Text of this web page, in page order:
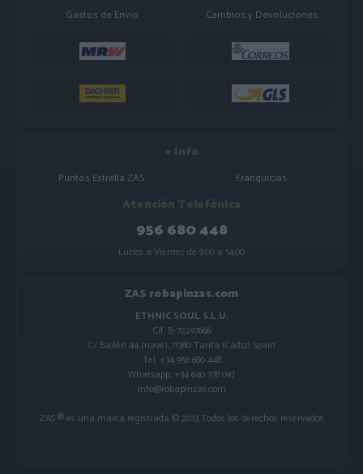
Gastos de Envio
Cambios y Devoluciones
+ Info
Puntos Estrella ZAS Franquicias
Atención Telefónica
956 680 448
Lunes a Viernes de 9:00 a 14:00
ZAS robapinzas.com
ETHNIC SOUL S.L.U.
Cif. B-72297666
C/ Bailén 44 (nave), 11380 Tarifa (Cádiz) Spain
Tel. +34 956 680 448
Whatsapp: +34 640 378 097
info@robapinzas.com
ZAS ® es una marca registrada © 2013 Todos los derechos reservados